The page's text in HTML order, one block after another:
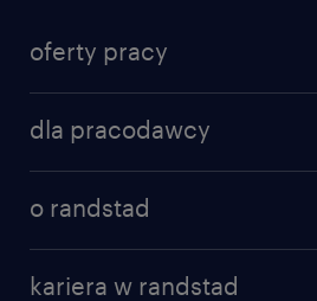
oferty pracy
specjalizacje
praca w amazon
dla pracodawcy
o randstad
kariera w randstad